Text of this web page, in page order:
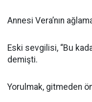
Annesi Vera’nın
Eski sevgilisi, “Bu
demişti.
Yorulmak, gitmeden